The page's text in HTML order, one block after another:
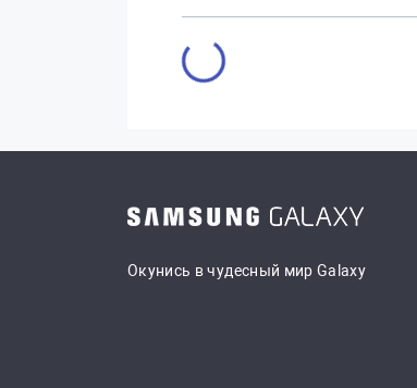
Окунись в чудесный мир Galaxy